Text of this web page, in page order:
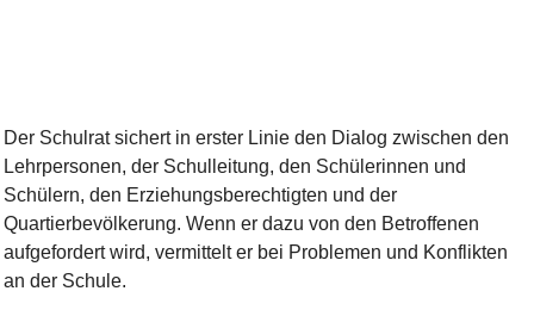
Der Schulrat sichert in erster Linie den Dialog zwischen den
Lehrpersonen, der Schulleitung, den Schülerinnen und
Schülern, den Erziehungsberechtigten und der
Quartierbevölkerung. Wenn er dazu von den Betroffenen
aufgefordert wird, vermittelt er bei Problemen und Konflikten
an der Schule.